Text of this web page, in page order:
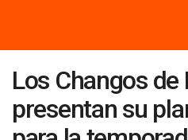
Los Changos de
presentan su